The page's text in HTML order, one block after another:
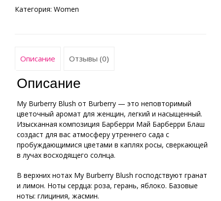
Категория: Women
Описание Отзывы (0)
Описание
My Burberry Blush от Burberry — это неповторимый
цветочный аромат для женщин, легкий и насыщенный.
Изысканная композиция Барберри Май Барберри Блаш
создаст для вас атмосферу утреннего сада с
пробуждающимися цветами в каплях росы, сверкающей
в лучах восходящего солнца.
В верхних нотах My Burberry Blush господствуют гранат
и лимон. Ноты сердца: роза, герань, яблоко. Базовые
ноты: глициния, жасмин.